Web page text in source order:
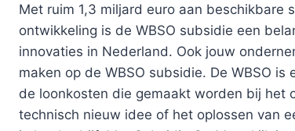
Met ruim 1,3 miljard euro aan beschikbare
ontwikkeling is de WBSO subsidie een
innovaties in Nederland. Ook jouw
maken op de WBSO subsidie. De WBSO is
de loonkosten die gemaakt worden bij het
technisch nieuw idee of het oplossen van